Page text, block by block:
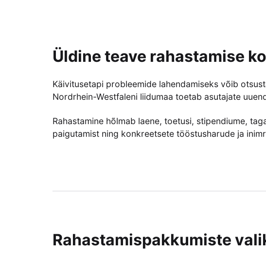
Üldine teave rahastamise
Käivitusetapi probleemide lahendamiseks võib
Nordrhein-Westfaleni liidumaa toetab asutajate
Rahastamine hõlmab laene, toetusi, stipendiume,
paigutamist ning konkreetsete tööstusharude ja
Rahastamispakkumiste